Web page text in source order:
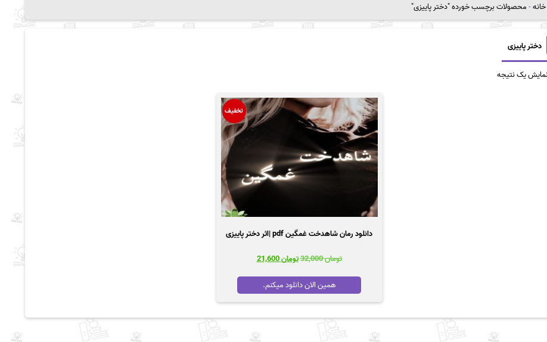
خانه-محصولات برچسب خورده "دختر پاییزی"
دختر پاییزی
یک نتیجه
تخفیف
دانلود رمان شاهدخت غمگین pdf |اثر دختر پاییزی
تومان32,000
قیمت
تومان 32,000
بود.
تومان21,600
قیمت
تومان 21,600
است.
همین الان دانلود میکنم.